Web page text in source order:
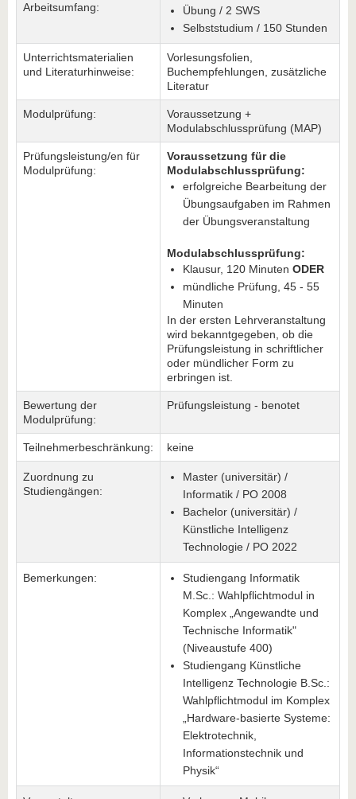
Arbeitsumfang:
Übung / 2 SWS
Selbststudium / 150 Stunden
Unterrichtsmaterialien
und Literaturhinweise:
Vorlesungsfolien,
Buchempfehlungen, zusätzliche
Literatur
Modulprüfung:
Voraussetzung +
Modulabschlussprüfung (MAP)
Prüfungsleistung/en für
Modulprüfung:
Voraussetzung für die
Modulabschlussprüfung:
erfolgreiche Bearbeitung der
Übungsaufgaben im Rahmen
der Übungsveranstaltung
Modulabschlussprüfung:
Klausur, 120 Minuten ODER
mündliche Prüfung, 45 - 55
Minuten
In der ersten Lehrveranstaltung
wird bekanntgegeben, ob die
Prüfungsleistung in schriftlicher
oder mündlicher Form zu
erbringen ist.
Bewertung der
Modulprüfung:
Prüfungsleistung - benotet
Teilnehmerbeschränkung: keine
Zuordnung zu
Studiengängen:
Master (universitär) /
Informatik / PO 2008
Bachelor (universitär) /
Künstliche Intelligenz
Technologie / PO 2022
Bemerkungen:
Studiengang Informatik
M.Sc.: Wahlpflichtmodul in
Komplex „Angewandte und
Technische Informatik"
(Niveaustufe 400)
Studiengang Künstliche
Intelligenz Technologie B.Sc.:
Wahlpflichtmodul im Komplex
„Hardware-basierte Systeme:
Elektrotechnik,
Informationstechnik und
Physik“